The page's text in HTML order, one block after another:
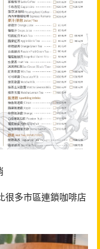
很多市區連鎖咖啡店